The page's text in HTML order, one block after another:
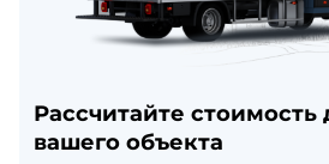
Рассчитайте стоимость
вашего объекта